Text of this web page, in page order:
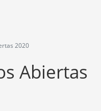
2020
Abiertas